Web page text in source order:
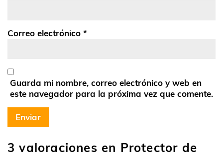
3 valoraciones en Protector de
Correo electrónico *
Guarda mi nombre, correo electrónico y web en
este navegador para la próxima vez que comente.